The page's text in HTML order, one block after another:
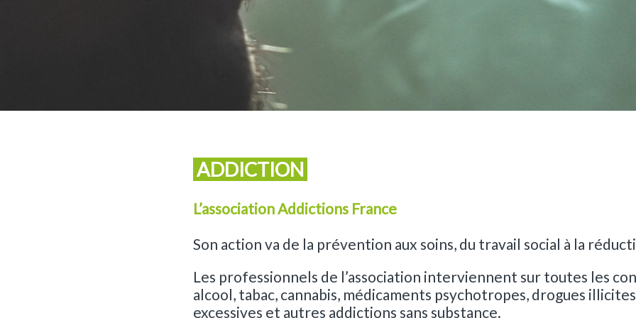
ADDICTION
L’association Addictions France
Son action va de la prévention aux soins, du travail social à la
Les professionnels de l’association interviennent sur toutes les
alcool, tabac, cannabis, médicaments psychotropes, drogues
excessives et autres addictions sans substance.